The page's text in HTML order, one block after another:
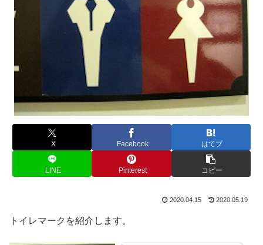
X Facebook はてブ
LINE Pinterest コピー
2020.04.15 2020.05.19
トイレマークを紹介します。